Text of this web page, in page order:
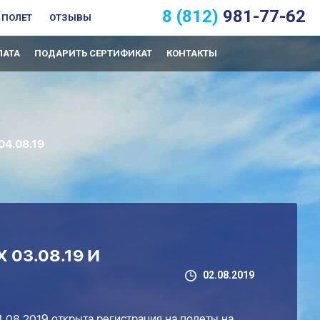
8 (812) 981-77-62
ОТЗЫВЫ
ПОДАРИТЬ СЕРТИФИКАТ КОНТАКТЫ
И
02.08.2019